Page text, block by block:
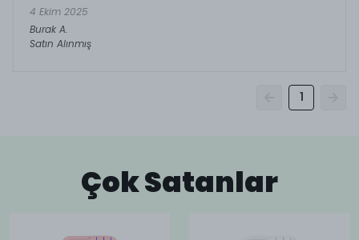
4 Ekim 2025
Burak A.
Satın Alınmış
1
Çok Satanlar